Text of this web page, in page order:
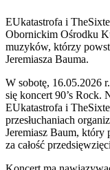
EUkatastrofa i
Obornickim Ośrodku
muzyków, którzy
Jeremiasza Bauma.
W sobotę, 16.05.2026
się koncert 90’s Rock.
EUkatastrofa i
przesłuchaniach
Jeremiasz Baum,
za całość